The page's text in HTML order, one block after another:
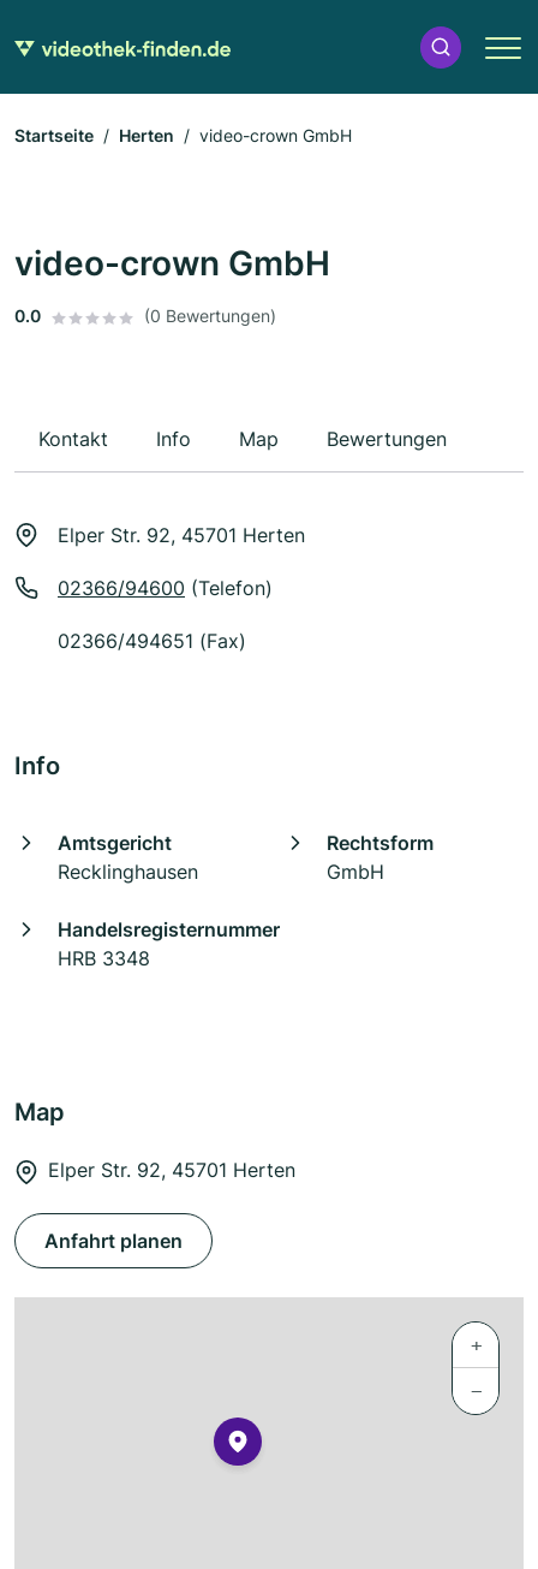
Startseite Herten video-crown GmbH
video-crown GmbH
0.0 (0 Bewertungen)
Kontakt Info Map Bewertungen
Elper Str. 92, 45701 Herten
02366/94600 (Telefon)
02366/494651 (Fax)
Info
Amtsgericht
Recklinghausen
Rechtsform
GmbH
Handelsregisternummer
HRB 3348
Map
Elper Str. 92, 45701 Herten
Anfahrt planen
+
−